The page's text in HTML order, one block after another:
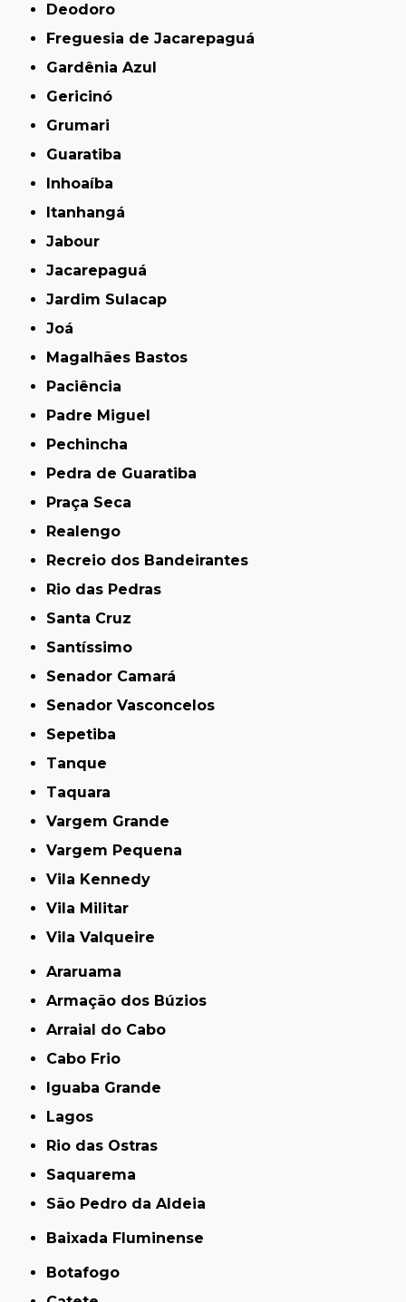
Deodoro
Freguesia de Jacarepaguá
Gardênia Azul
Gericinó
Grumari
Guaratiba
Inhoaíba
Itanhangá
Jabour
Jacarepaguá
Jardim Sulacap
Joá
Magalhães Bastos
Paciência
Padre Miguel
Pechincha
Pedra de Guaratiba
Praça Seca
Realengo
Recreio dos Bandeirantes
Rio das Pedras
Santa Cruz
Santíssimo
Senador Camará
Senador Vasconcelos
Sepetiba
Tanque
Taquara
Vargem Grande
Vargem Pequena
Vila Kennedy
Vila Militar
Vila Valqueire
Araruama
Armação dos Búzios
Arraial do Cabo
Cabo Frio
Iguaba Grande
Lagos
Rio das Ostras
Saquarema
São Pedro da Aldeia
Baixada Fluminense
Botafogo